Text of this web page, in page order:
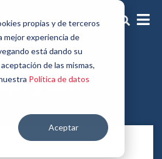
propias y de terceros
mejor experiencia de
está dando su
de las mismas,
Política de datos
Aceptar
y dispersantes